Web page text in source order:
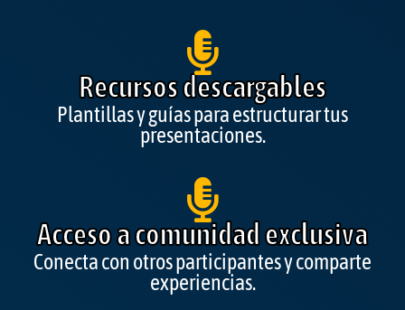
Recursos descargables
Plantillas y guías para estructurar tus
presentaciones.
Acceso a comunidad exclusiva
Conecta con otros participantes y comparte
experiencias.